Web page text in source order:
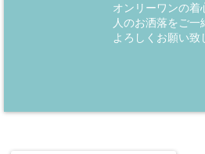
オンリーワンの着
人のお洒落をご一
よろしくお願い